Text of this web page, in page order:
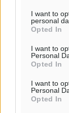
I want to
personal
Opted In
I want to
Personal
Opted In
I want to
Personal
Opted In
Η Meridiam
θαλάσσια
Τοπικές Ειδήσεις
Παρουσίαση